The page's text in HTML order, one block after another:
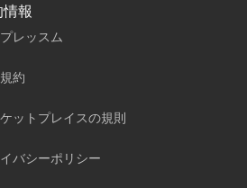
報
レッスム
約
ットプレイスの規則
バシーポリシー